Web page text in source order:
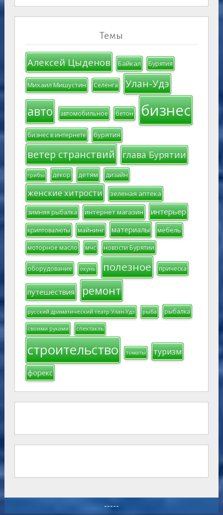
Темы
Алексей Цыденов Байкал Бурятия
Михаил Мишустин Селенга Улан-Удэ
авто автомобильное бетон бизнес
бизнес в интернете бурятия
ветер странствий глава Бурятии
грибы декор детям дизайн
женские хитрости зеленая аптека
зимняя рыбалка интернет магазин интерьер
криптовалюты майнинг материалы мебель
моторное масло мчс новости Бурятии
оборудование окунь полезное прическа
путешествия ремонт
русский драматический театр Улан-Удэ рыба рыбалка
своими руками спектакль
строительство томаты туризм
форекс
-----